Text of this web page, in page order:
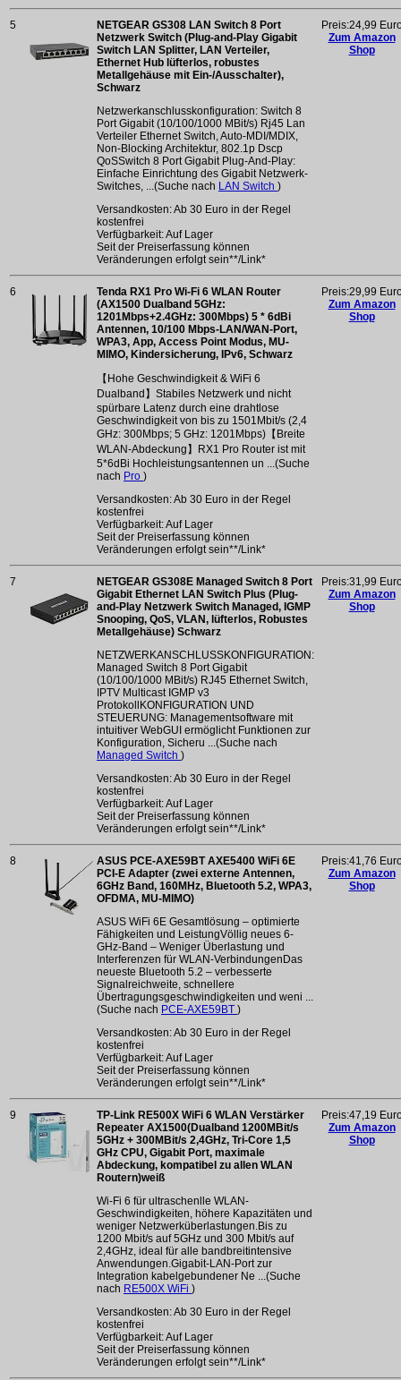
5
NETGEAR GS308 LAN Switch 8 Port
Netzwerk Switch (Plug-and-Play Gigabit
Switch LAN Splitter, LAN Verteiler,
Ethernet Hub lüfterlos, robustes
Metallgehäuse mit Ein-/Ausschalter),
Schwarz
Netzwerkanschlusskonfiguration: Switch 8
Port Gigabit (10/100/1000 MBit/s) Rj45 Lan
Verteiler Ethernet Switch, Auto-MDI/MDIX,
Non-Blocking Architektur, 802.1p Dscp
QoSSwitch 8 Port Gigabit Plug-And-Play:
Einfache Einrichtung des Gigabit Netzwerk-
Switches, ...(Suche nach LAN Switch )
Versandkosten: Ab 30 Euro in der Regel
kostenfrei
Verfügbarkeit: Auf Lager
Seit der Preiserfassung können
Veränderungen erfolgt sein**/Link*
Preis:24,99
Zum Amazon
Shop
6
Tenda RX1 Pro Wi-Fi 6 WLAN Router
(AX1500 Dualband 5GHz:
1201Mbps+2.4GHz: 300Mbps) 5 * 6dBi
Antennen, 10/100 Mbps-LAN/WAN-Port,
WPA3, App, Access Point Modus, MU-
MIMO, Kindersicherung, IPv6, Schwarz
【Hohe Geschwindigkeit & WiFi 6
Dualband】Stabiles Netzwerk und nicht
spürbare Latenz durch eine drahtlose
Geschwindigkeit von bis zu 1501Mbit/s (2,4
GHz: 300Mbps; 5 GHz: 1201Mbps)【Breite
WLAN-Abdeckung】RX1 Pro Router ist mit
5*6dBi Hochleistungsantennen un ...(Suche
nach Pro )
Versandkosten: Ab 30 Euro in der Regel
kostenfrei
Verfügbarkeit: Auf Lager
Seit der Preiserfassung können
Veränderungen erfolgt sein**/Link*
Preis:29,99
Zum Amazon
Shop
7
NETGEAR GS308E Managed Switch 8 Port
Gigabit Ethernet LAN Switch Plus (Plug-
and-Play Netzwerk Switch Managed, IGMP
Snooping, QoS, VLAN, lüfterlos, Robustes
Metallgehäuse) Schwarz
NETZWERKANSCHLUSSKONFIGURATION:
Managed Switch 8 Port Gigabit
(10/100/1000 MBit/s) RJ45 Ethernet Switch,
IPTV Multicast IGMP v3
ProtokollKONFIGURATION UND
STEUERUNG: Managementsoftware mit
intuitiver WebGUI ermöglicht Funktionen zur
Konfiguration, Sicheru ...(Suche nach
Managed Switch )
Versandkosten: Ab 30 Euro in der Regel
kostenfrei
Verfügbarkeit: Auf Lager
Seit der Preiserfassung können
Veränderungen erfolgt sein**/Link*
Preis:31,99
Zum Amazon
Shop
8
ASUS PCE-AXE59BT AXE5400 WiFi 6E
PCI-E Adapter (zwei externe Antennen,
6GHz Band, 160MHz, Bluetooth 5.2, WPA3,
OFDMA, MU-MIMO)
ASUS WiFi 6E Gesamtlösung – optimierte
Fähigkeiten und LeistungVöllig neues 6-
GHz-Band – Weniger Überlastung und
Interferenzen für WLAN-VerbindungenDas
neueste Bluetooth 5.2 – verbesserte
Signalreichweite, schnellere
Übertragungsgeschwindigkeiten und weni ...
(Suche nach PCE-AXE59BT )
Versandkosten: Ab 30 Euro in der Regel
kostenfrei
Verfügbarkeit: Auf Lager
Seit der Preiserfassung können
Veränderungen erfolgt sein**/Link*
Preis:41,76
Zum Amazon
Shop
9
TP-Link RE500X WiFi 6 WLAN Verstärker
Repeater AX1500(Dualband 1200MBit/s
5GHz + 300MBit/s 2,4GHz, Tri-Core 1,5
GHz CPU, Gigabit Port, maximale
Abdeckung, kompatibel zu allen WLAN
Routern)weiß
Wi-Fi 6 für ultraschenlle WLAN-
Geschwindigkeiten, höhere Kapazitäten und
weniger Netzwerküberlastungen.Bis zu
1200 Mbit/s auf 5GHz und 300 Mbit/s auf
2,4GHz, ideal für alle bandbreitintensive
Anwendungen.Gigabit-LAN-Port zur
Integration kabelgebundener Ne ...(Suche
nach RE500X WiFi )
Versandkosten: Ab 30 Euro in der Regel
kostenfrei
Verfügbarkeit: Auf Lager
Seit der Preiserfassung können
Veränderungen erfolgt sein**/Link*
Preis:47,19
Zum Amazon
Shop